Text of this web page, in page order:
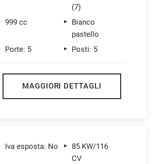
(7)
999 cc
Bianco
pastello
Porte: 5
Posti: 5
MAGGIORI DETTAGLI
Iva esposta: No
85 KW/116
CV